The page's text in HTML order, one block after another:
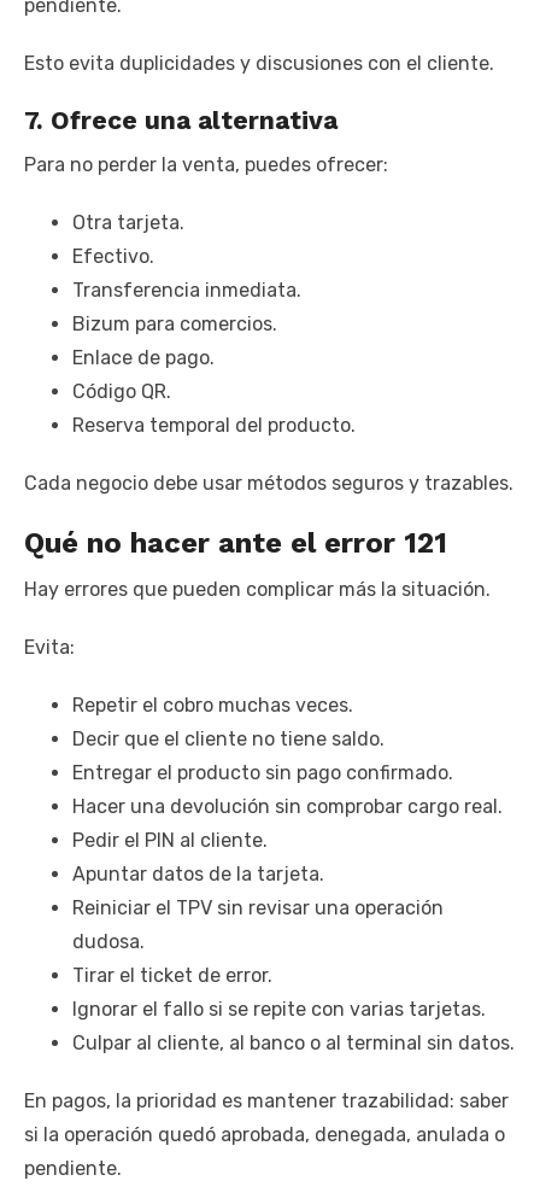
pendiente.
Esto evita duplicidades y discusiones con el cliente.
7. Ofrece una alternativa
Para no perder la venta, puedes ofrecer:
Otra tarjeta.
Efectivo.
Transferencia inmediata.
Bizum para comercios.
Enlace de pago.
Código QR.
Reserva temporal del producto.
Cada negocio debe usar métodos seguros y trazables.
Qué no hacer ante el error 121
Hay errores que pueden complicar más la situación.
Evita:
Repetir el cobro muchas veces.
Decir que el cliente no tiene saldo.
Entregar el producto sin pago confirmado.
Hacer una devolución sin comprobar cargo real.
Pedir el PIN al cliente.
Apuntar datos de la tarjeta.
Reiniciar el TPV sin revisar una operación
dudosa.
Tirar el ticket de error.
Ignorar el fallo si se repite con varias tarjetas.
Culpar al cliente, al banco o al terminal sin datos.
En pagos, la prioridad es mantener trazabilidad: saber
si la operación quedó aprobada, denegada, anulada o
pendiente.